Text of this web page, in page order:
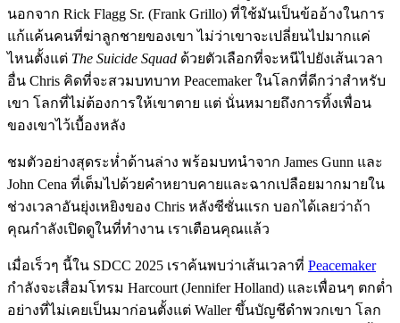
นอกจาก Rick Flagg Sr. (Frank Grillo) ที่ใช้มันเป็นข้ออ้างในการ
แก้แค้นคนที่ฆ่าลูกชายของเขา ไม่ว่าเขาจะเปลี่ยนไปมากแค่
ไหนตั้งแต่ The Suicide Squad ด้วยตัวเลือกที่จะหนีไปยังเส้นเวลา
อื่น Chris คิดที่จะสวมบทบาท Peacemaker ในโลกที่ดีกว่าสำหรับ
เขา โลกที่ไม่ต้องการให้เขาตาย แต่ นั่นหมายถึงการทิ้งเพื่อน
ของเขาไว้เบื้องหลัง
ชมตัวอย่างสุดระห่ำด้านล่าง พร้อมบทนำจาก James Gunn และ
John Cena ที่เต็มไปด้วยคำหยาบคายและฉากเปลือยมากมายใน
ช่วงเวลาอันยุ่งเหยิงของ Chris หลังซีซั่นแรก บอกได้เลยว่าถ้า
คุณกำลังเปิดดูในที่ทำงาน เราเตือนคุณแล้ว
เมื่อเร็วๆ นี้ใน SDCC 2025 เราค้นพบว่าเส้นเวลาที่ Peacemaker
กำลังจะเสื่อมโทรม Harcourt (Jennifer Holland) และเพื่อนๆ ตกต่ำ
อย่างที่ไม่เคยเป็นมาก่อนตั้งแต่ Waller ขึ้นบัญชีดำพวกเขา โลก